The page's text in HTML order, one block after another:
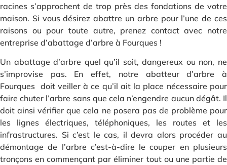
racines s’approchent de trop près des fondations de votre
maison. Si vous désirez abattre un arbre pour l’une de ces
raisons ou pour toute autre, prenez contact avec notre
entreprise d’abattage d’arbre à Fourques !
Un abattage d’arbre quel qu’il soit, dangereux ou non, ne
s’improvise pas. En effet, notre abatteur d’arbre à
Fourques doit veiller à ce qu’il ait la place nécessaire pour
faire chuter l’arbre sans que cela n’engendre aucun dégât. Il
doit ainsi vérifier que cela ne posera pas de problème pour
les lignes électriques, téléphoniques, les routes et les
infrastructures. Si c’est le cas, il devra alors procéder au
démontage de l’arbre c’est-à-dire le couper en plusieurs
tronçons en commençant par éliminer tout ou une partie de